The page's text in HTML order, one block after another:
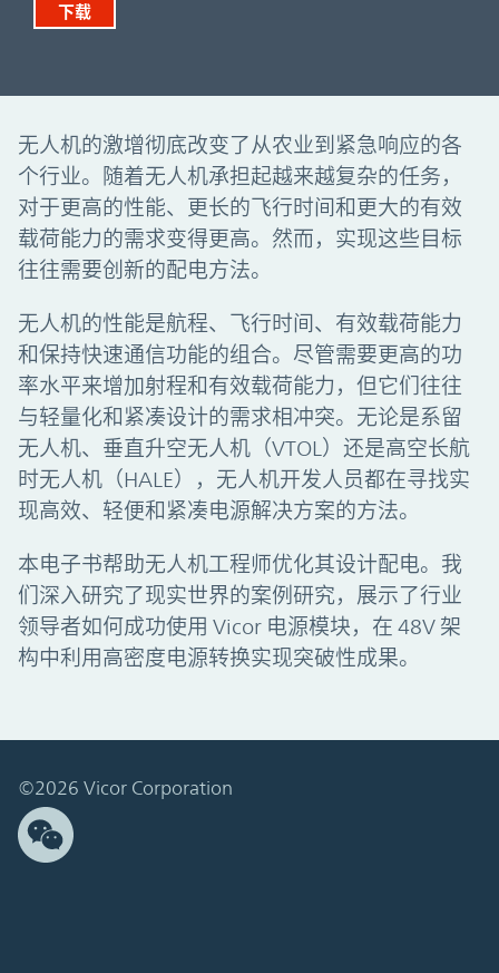
无人机的激增彻底改变了从农业到紧急响应的各
个行业。随着无人机承担起越来越复杂的任务，
对于更高的性能、更长的飞行时间和更大的有效
载荷能力的需求变得更高。然而，实现这些目标
往往需要创新的配电方法。
无人机的性能是航程、飞行时间、有效载荷能力
和保持快速通信功能的组合。尽管需要更高的功
率水平来增加射程和有效载荷能力，但它们往往
与轻量化和紧凑设计的需求相冲突。无论是系留
无人机、垂直升空无人机（VTOL）还是高空长航
时无人机（HALE），无人机开发人员都在寻找实
现高效、轻便和紧凑电源解决方案的方法。
本电子书帮助无人机工程师优化其设计配电。我
们深入研究了现实世界的案例研究，展示了行业
领导者如何成功使用 Vicor 电源模块，在 48V 架
构中利用高密度电源转换实现突破性成果。
下载
©2026 Vicor Corporation